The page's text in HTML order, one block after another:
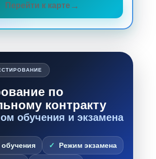
Перейти к карте
по
контракту
обучения и экзамена
Режим экзамена